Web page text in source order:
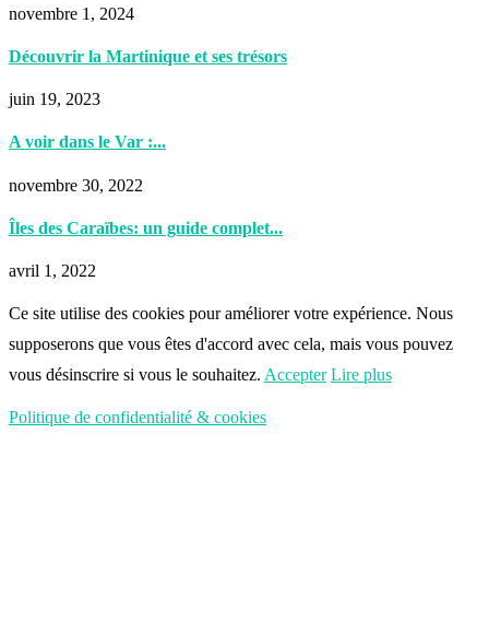
novembre 1, 2024
Découvrir la Martinique et ses trésors
juin 19, 2023
A voir dans le Var :...
novembre 30, 2022
Îles des Caraïbes: un guide complet...
avril 1, 2022
Ce site utilise des cookies pour améliorer votre expérience. Nous
supposerons que vous êtes d'accord avec cela, mais vous pouvez
vous désinscrire si vous le souhaitez. Accepter Lire plus
Politique de confidentialité & cookies